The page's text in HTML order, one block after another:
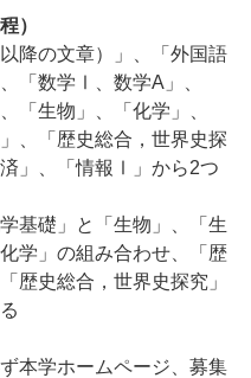
）
降の文章）」、「外国語
「数学Ⅰ、数学A」、
「生物」、「化学」、
、「歴史総合，世界史探
」、「情報Ⅰ」から2つ
基礎」と「生物」、「生
学」の組み合わせ、「歴
歴史総合，世界史探究」
本学ホームページ、募集